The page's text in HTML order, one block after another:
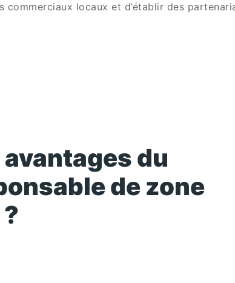
locaux et d’établir des
du
de zone
?